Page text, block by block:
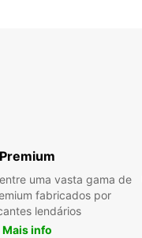
Premium
uma vasta gama de
fabricados por
lendários
Mais info